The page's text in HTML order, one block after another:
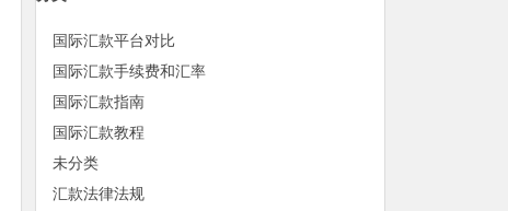
国际汇款平台对比
国际汇款手续费和汇率
国际汇款指南
国际汇款教程
未分类
汇款法律法规